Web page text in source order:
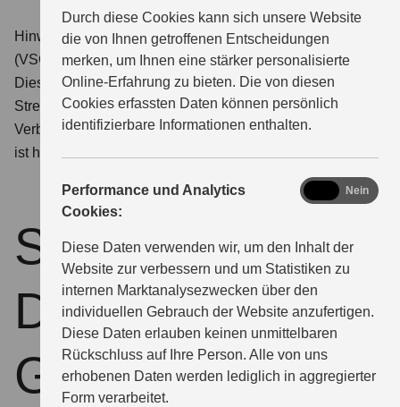
Durch diese Cookies kann sich unsere Website
die von Ihnen getroffenen Entscheidungen
merken, um Ihnen eine stärker personalisierte
Online-Erfahrung zu bieten. Die von diesen
Cookies erfassten Daten können persönlich
identifizierbare Informationen enthalten.
Performance und Analytics
Cookies:
Diese Daten verwenden wir, um den Inhalt der
Website zur verbessern und um Statistiken zu
internen Marktanalysezwecken über den
individuellen Gebrauch der Website anzufertigen.
Diese Daten erlauben keinen unmittelbaren
Rückschluss auf Ihre Person. Alle von uns
erhobenen Daten werden lediglich in aggregierter
Form verarbeitet.
analyticsNein
Hinweis gemäß § 36 Verbraucherstreitbeilegungsgesetz
(VSGB):
Dieses Unternehmen nimmt nicht an einem
Streitbeilegungsverfahren vor einer
Verbraucherschlichtungsstelle im Sinne des VSBG teil und
ist hierzu auch nicht verpflichtet.
Suzuki
Deutschland
GmbH